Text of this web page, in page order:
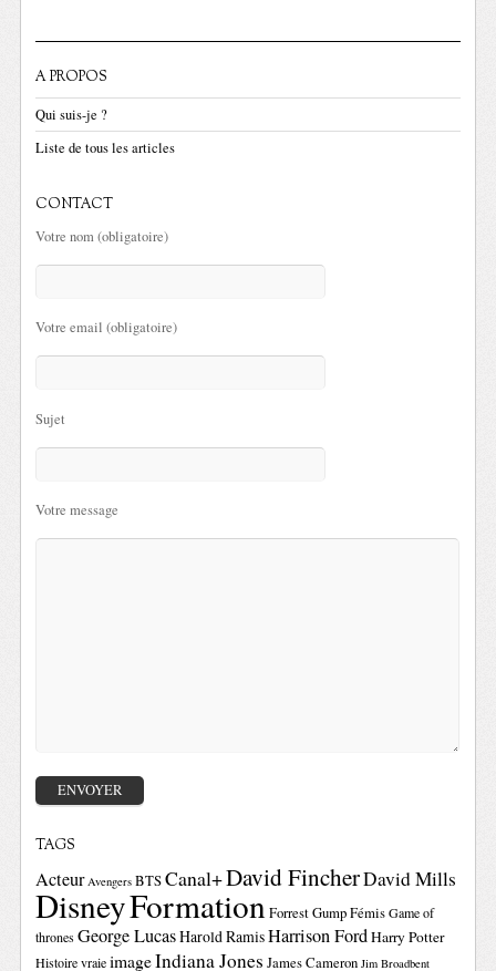
A PROPOS
Qui suis-je ?
Liste de tous les articles
CONTACT
Votre nom (obligatoire)
Votre email (obligatoire)
Sujet
Votre message
TAGS
Acteur Avengers BTSCanal+David FincherDavid Mills
DisneyFormationForrest GumpFémis Game of
thrones George LucasHarold RamisHarrison FordHarry Potter
Histoire vraie imageIndiana Jones James Cameron Jim Broadbent